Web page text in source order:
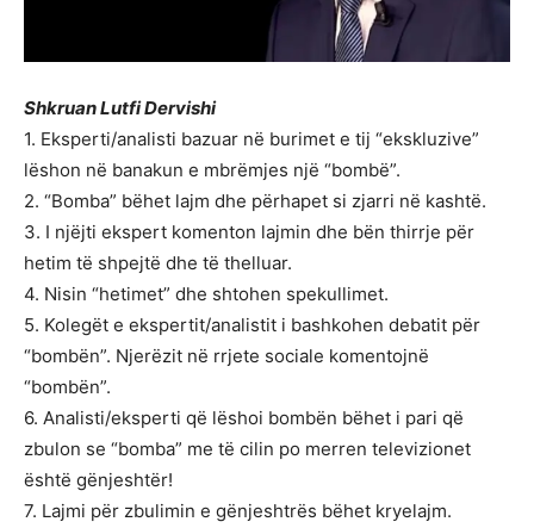
Shkruan Lutfi Dervishi
1. Eksperti/analisti bazuar në burimet e tij “ekskluzive”
lëshon në banakun e mbrëmjes një “bombë”.
2. “Bomba” bëhet lajm dhe përhapet si zjarri në kashtë.
3. I njëjti ekspert komenton lajmin dhe bën thirrje për
hetim të shpejtë dhe të thelluar.
4. Nisin “hetimet” dhe shtohen spekullimet.
5. Kolegët e ekspertit/analistit i bashkohen debatit për
“bombën”. Njerëzit në rrjete sociale komentojnë
“bombën”.
6. Analisti/eksperti që lëshoi bombën bëhet i pari që
zbulon se “bomba” me të cilin po merren televizionet
është gënjeshtër!
7. Lajmi për zbulimin e gënjeshtrës bëhet kryelajm.